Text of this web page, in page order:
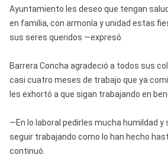
Ayuntamiento les deseo que tengan
en familia, con armonía y unidad estas
sus seres queridos —expresó.
Barrera Concha agradeció a todos sus
casi cuatro meses de trabajo que ya
les exhortó a que sigan trabajando en
—En lo laboral pedirles mucha humildad y
seguir trabajando como lo han hecho
continuó.